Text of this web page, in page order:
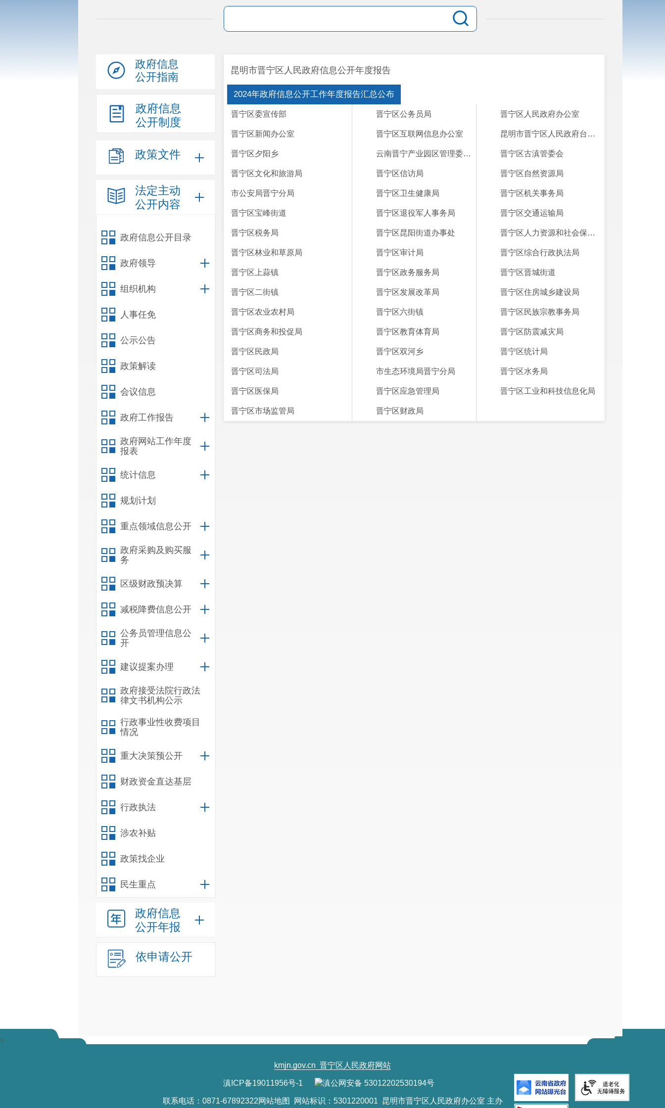
政府信息
公开指南
政府信息
公开制度
政策文件
法定主动
公开内容
政府信息公开目录
政府领导
组织机构
人事任免
公示公告
政策解读
会议信息
政府工作报告
政府网站工作年度
报表
统计信息
规划计划
重点领域信息公开
政府采购及购买服
务
区级财政预决算
减税降费信息公开
公务员管理信息公
开
建议提案办理
政府接受法院行政法
律文书机构公示
行政事业性收费项目
情况
重大决策预公开
财政资金直达基层
行政执法
涉农补贴
政策找企业
民生重点
政府信息
公开年报
依申请公开
昆明市晋宁区人民政府信息公开年度报告
2024年政府信息公开工作年度报告汇总公布
晋宁区委宣传部 晋宁区公务员局 晋宁区人民政府办公室
晋宁区新闻办公室 晋宁区互联网信息办公室 昆明市晋宁区人民政府台湾事务办公室
晋宁区夕阳乡 云南晋宁产业园区管理委员会 晋宁区古滇管委会
晋宁区文化和旅游局 晋宁区信访局 晋宁区自然资源局
市公安局晋宁分局 晋宁区卫生健康局 晋宁区机关事务局
晋宁区宝峰街道 晋宁区退役军人事务局 晋宁区交通运输局
晋宁区税务局 晋宁区昆阳街道办事处 晋宁区人力资源和社会保障局
晋宁区林业和草原局 晋宁区审计局 晋宁区综合行政执法局
晋宁区上蒜镇 晋宁区政务服务局 晋宁区晋城街道
晋宁区二街镇 晋宁区发展改革局 晋宁区住房城乡建设局
晋宁区农业农村局 晋宁区六街镇 晋宁区民族宗教事务局
晋宁区商务和投促局 晋宁区教育体育局 晋宁区防震减灾局
晋宁区民政局 晋宁区双河乡 晋宁区统计局
晋宁区司法局 市生态环境局晋宁分局 晋宁区水务局
晋宁区医保局 晋宁区应急管理局 晋宁区工业和科技信息化局
晋宁区市场监管局 晋宁区财政局
>
kmjn.gov.cn 晋宁区人民政府网站
滇ICP备19011956号-1 滇公网安备 53012202530194号
联系电话：0871-67892322网站地图 网站标识：5301220001 昆明市晋宁区人民政府办公室 主办